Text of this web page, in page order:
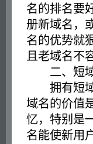
名的排名要
册新域名，
名的优势就
且老域名不
二、短域
拥有短域
域名的价值
忆，特别是
名能使新用